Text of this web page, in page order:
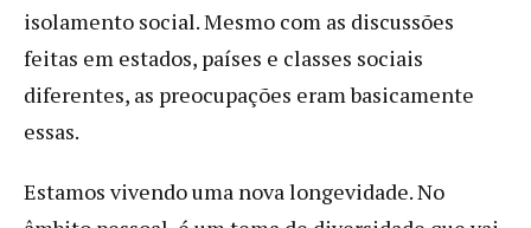
isolamento social. Mesmo com as discussões
feitas em estados, países e classes sociais
diferentes, as preocupações eram basicamente
essas.
Estamos vivendo uma nova longevidade. No